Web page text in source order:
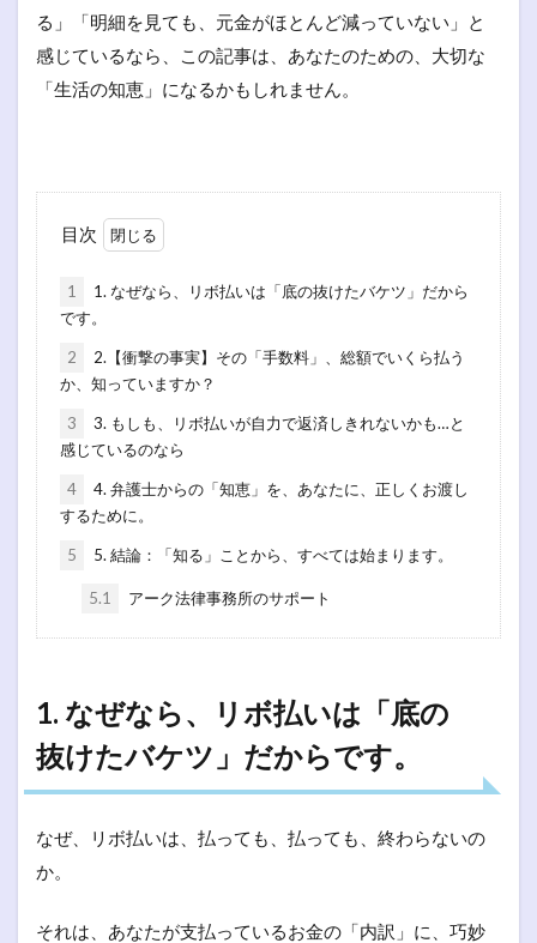
る」「明細を見ても、元金がほとんど減っていない」と
感じているなら、この記事は、あなたのための、大切な
「生活の知恵」になるかもしれません。
目次
1
1. なぜなら、リボ払いは「底の抜けたバケツ」だから
です。
2
2.【衝撃の事実】その「手数料」、総額でいくら払う
か、知っていますか？
3
3. もしも、リボ払いが自力で返済しきれないかも…と
感じているのなら
4
4. 弁護士からの「知恵」を、あなたに、正しくお渡し
するために。
5 5. 結論：「知る」ことから、すべては始まります。
5.1 アーク法律事務所のサポート
1. なぜなら、リボ払いは「底の
抜けたバケツ」だからです。
なぜ、リボ払いは、払っても、払っても、終わらないの
か。
それは、あなたが支払っているお金の「内訳」に、巧妙